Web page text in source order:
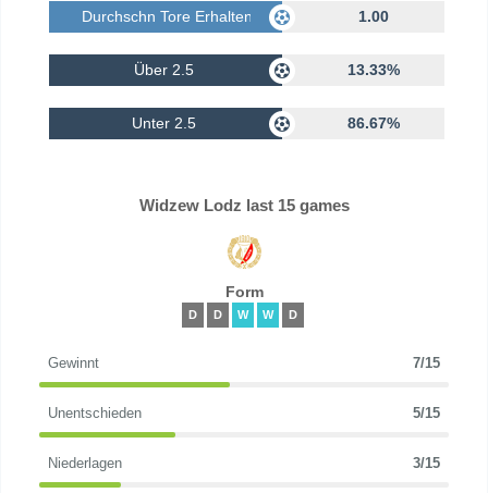
Durchschn Tore Erhalten 1.00
Über 2.5 13.33%
Unter 2.5 86.67%
Widzew Lodz last 15 games
Form
D D W W D
Gewinnt 7/15
Unentschieden 5/15
Niederlagen 3/15